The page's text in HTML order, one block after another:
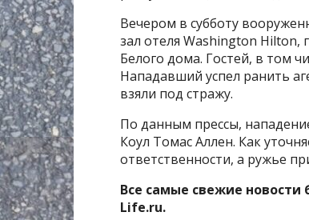
Вечером в субботу
зал отеля Washington Hilton,
Белого дома. Гостей, в том
Нападавший успел ранить
взяли под стражу.
По данным прессы,
Коул Томас Аллен. Как
ответственности, а ружье
Все самые свежие
Life.ru.